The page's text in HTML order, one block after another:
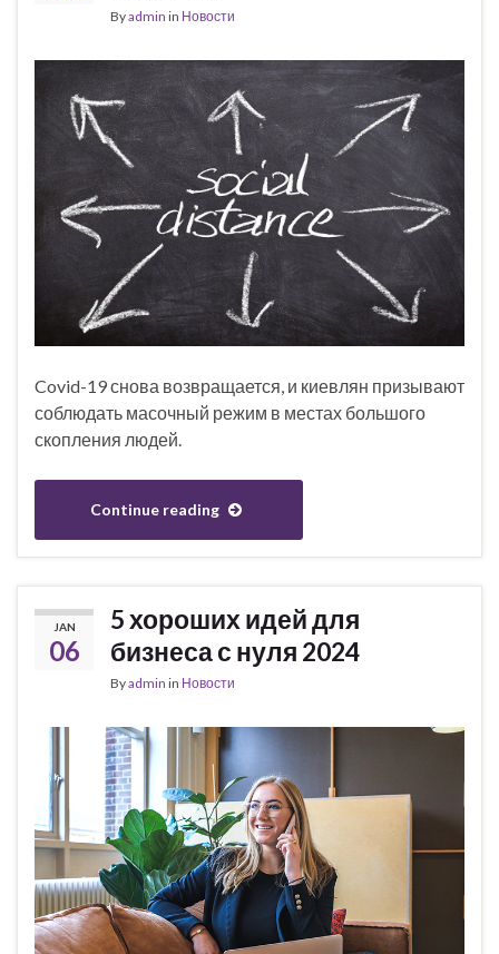
Byadmin in Новости
Covid-19 снова возвращается, и киевлян призывают
соблюдать масочный режим в местах большого
скопления людей.
Continue reading
JAN
06
5 хороших идей для
бизнеса с нуля 2024
Byadmin in Новости